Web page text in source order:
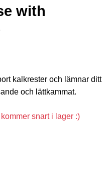
with
kalkrester och lämnar ditt
och lättkammat.
snart i lager :)